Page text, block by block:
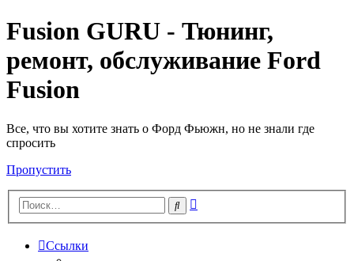
Fusion GURU - Тюнинг,
ремонт, обслуживание Ford
Fusion
Все, что вы хотите знать о Форд Фьюжн, но не знали где
спросить
Пропустить
Поиск
Ссылки